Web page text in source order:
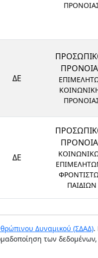
ΔΕ
ΔΕ
ΠΑΙΔΙΩΝ
Δυναμικού (ΣΔΑΔ).
των